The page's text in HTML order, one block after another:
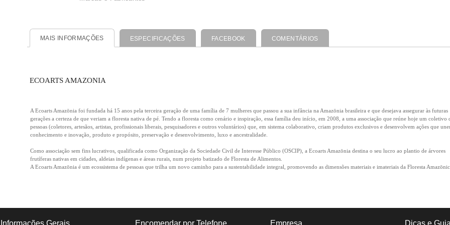
MAIS INFORMAÇÕES ESPECIFICAÇÕES FACEBOOK COMENTÁRIOS
ECOARTS AMAZONIA
A Ecoarts Amazōnia foi fundada há 15 anos pela terceira geração de uma família de 7 mulheres que passou a sua infância na Amazōnia brasileira e que desejava assegurar às futuras
gerações a certeza de que veriam a floresta nativa de pé. Tendo a floresta como cenário e inspiração, essa família deu início, em 2008, a uma associação que reúne hoje um coletivo
pessoas (coletores, artesãos, artistas, profissionais liberais, pesquisadores e outros voluntários) que, em sistema colaborativo, criam produtos exclusivos e desenvolvem ações que
conhecimento e inovação, produto e propósito, preservação e desenvolvimento, luxo e ancestralidade.
Como associação sem fins lucrativos, qualificada como Organização da Sociedade Civil de Interesse Público (OSCIP), a Ecoarts Amazōnia destina o seu lucro ao plantio de árvores
frutíferas nativas em cidades, aldeias indígenas e áreas rurais, num projeto batizado de Floresta de Alimentos.
A Ecoarts Amazōnia é um ecossistema de pessoas que trilha um novo caminho para a sustentabilidade integral, promovendo as dimensões materiais e imateriais da Floresta
Informações Gerais Encomendar por Telefone Empresa Dicas e